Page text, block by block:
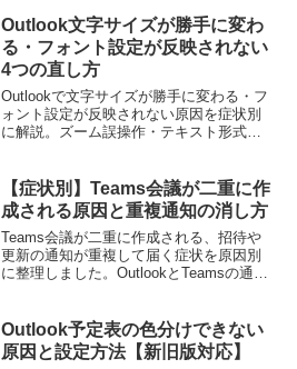
Outlook文字サイズが勝手に変わ
る・フォント設定が反映されない
4つの直し方
Outlookで文字サイズが勝手に変わる・フ
ォント設定が反映されない原因を症状別
に解説。ズーム誤操作・テキスト形式・
を図解つきでわかりやすく紹介します。
【症状別】Teams会議が二重に作
成される原因と重複通知の消し方
Teams会議が二重に作成される、招待や
更新の通知が重複して届く症状を原因別
に整理しました。OutlookとTeamsの通知
Outlook予定表の色分けできない
原因と設定方法【新旧版対応】